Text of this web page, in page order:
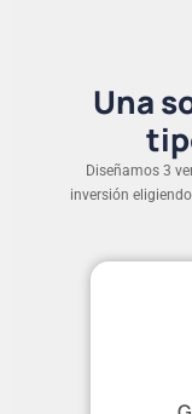
Una
Diseñamos 3
inversión